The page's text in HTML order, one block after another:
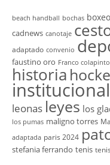
beach handball bochas boxeo
cadnews canotaje
adaptado convenio
faustino oro Franco colapinto
historia
leonas leyes los
los pumas maligno torres
adaptada paris 2024
stefania ferrando tenis